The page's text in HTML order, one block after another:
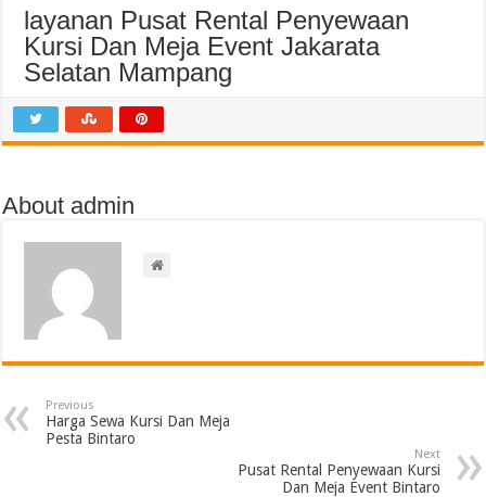
layanan Pusat Rental Penyewaan
Kursi Dan Meja Event Jakarata
Selatan Mampang
About admin
Previous
Harga Sewa Kursi Dan Meja
Pesta Bintaro
Next
Pusat Rental Penyewaan Kursi
Dan Meja Event Bintaro